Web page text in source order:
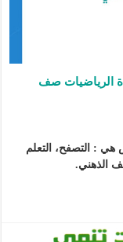
الرياضيات صف
هي : التصفح، التعلم
الذهني.